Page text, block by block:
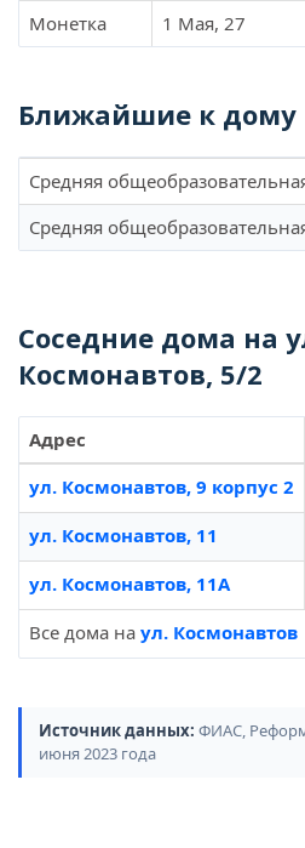
Монетка
1 Мая, 27
Ближайшие к
Средняя
Средняя
Соседние дома на
Космонавтов, 5/2
Адрес
ул. Космонавтов, 9 корпус 2
ул. Космонавтов, 11
ул. Космонавтов, 11А
Все дома на ул. Космонавтов
Источник данных: ФИАС,
июня 2023 года